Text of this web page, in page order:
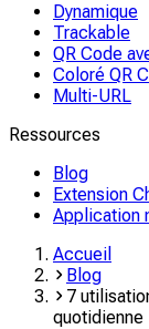
Dynamique
Trackable
QR Code
Coloré QR
Multi-URL
Ressources
Blog
Extension
Application
Accueil
Blog
7
quotidienne